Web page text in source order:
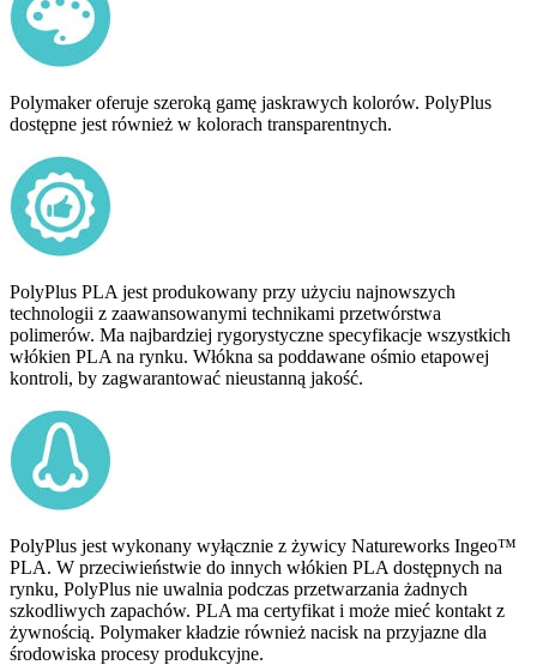
Polymaker oferuje szeroką gamę jaskrawych kolorów. PolyPlus
dostępne jest również w kolorach transparentnych.
PolyPlus PLA jest produkowany przy użyciu najnowszych
technologii z zaawansowanymi technikami przetwórstwa
polimerów. Ma najbardziej rygorystyczne specyfikacje wszystkich
włókien PLA na rynku. Włókna sa poddawane ośmio etapowej
kontroli, by zagwarantować nieustanną jakość.
PolyPlus jest wykonany wyłącznie z żywicy Natureworks Ingeo™
PLA. W przeciwieństwie do innych włókien PLA dostępnych na
rynku, PolyPlus nie uwalnia podczas przetwarzania żadnych
szkodliwych zapachów. PLA ma certyfikat i może mieć kontakt z
żywnością. Polymaker kładzie również nacisk na przyjazne dla
środowiska procesy produkcyjne.